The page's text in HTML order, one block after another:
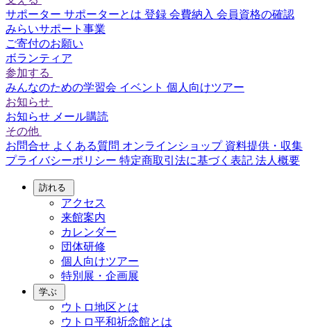
サポーター サポーターとは 登録 会費納入 会員資格の確認
みらいサポート事業
ご寄付のお願い
ボランティア
参加する
みんなのための学習会 イベント 個人向けツアー
お知らせ
お知らせ メール購読
その他
お問合せ よくある質問 オンラインショップ 資料提供・収集
プライバシーポリシー 特定商取引法に基づく表記 法人概要
訪れる
アクセス
来館案内
カレンダー
団体研修
個人向けツアー
特別展・企画展
学ぶ
ウトロ地区とは
ウトロ平和祈念館とは